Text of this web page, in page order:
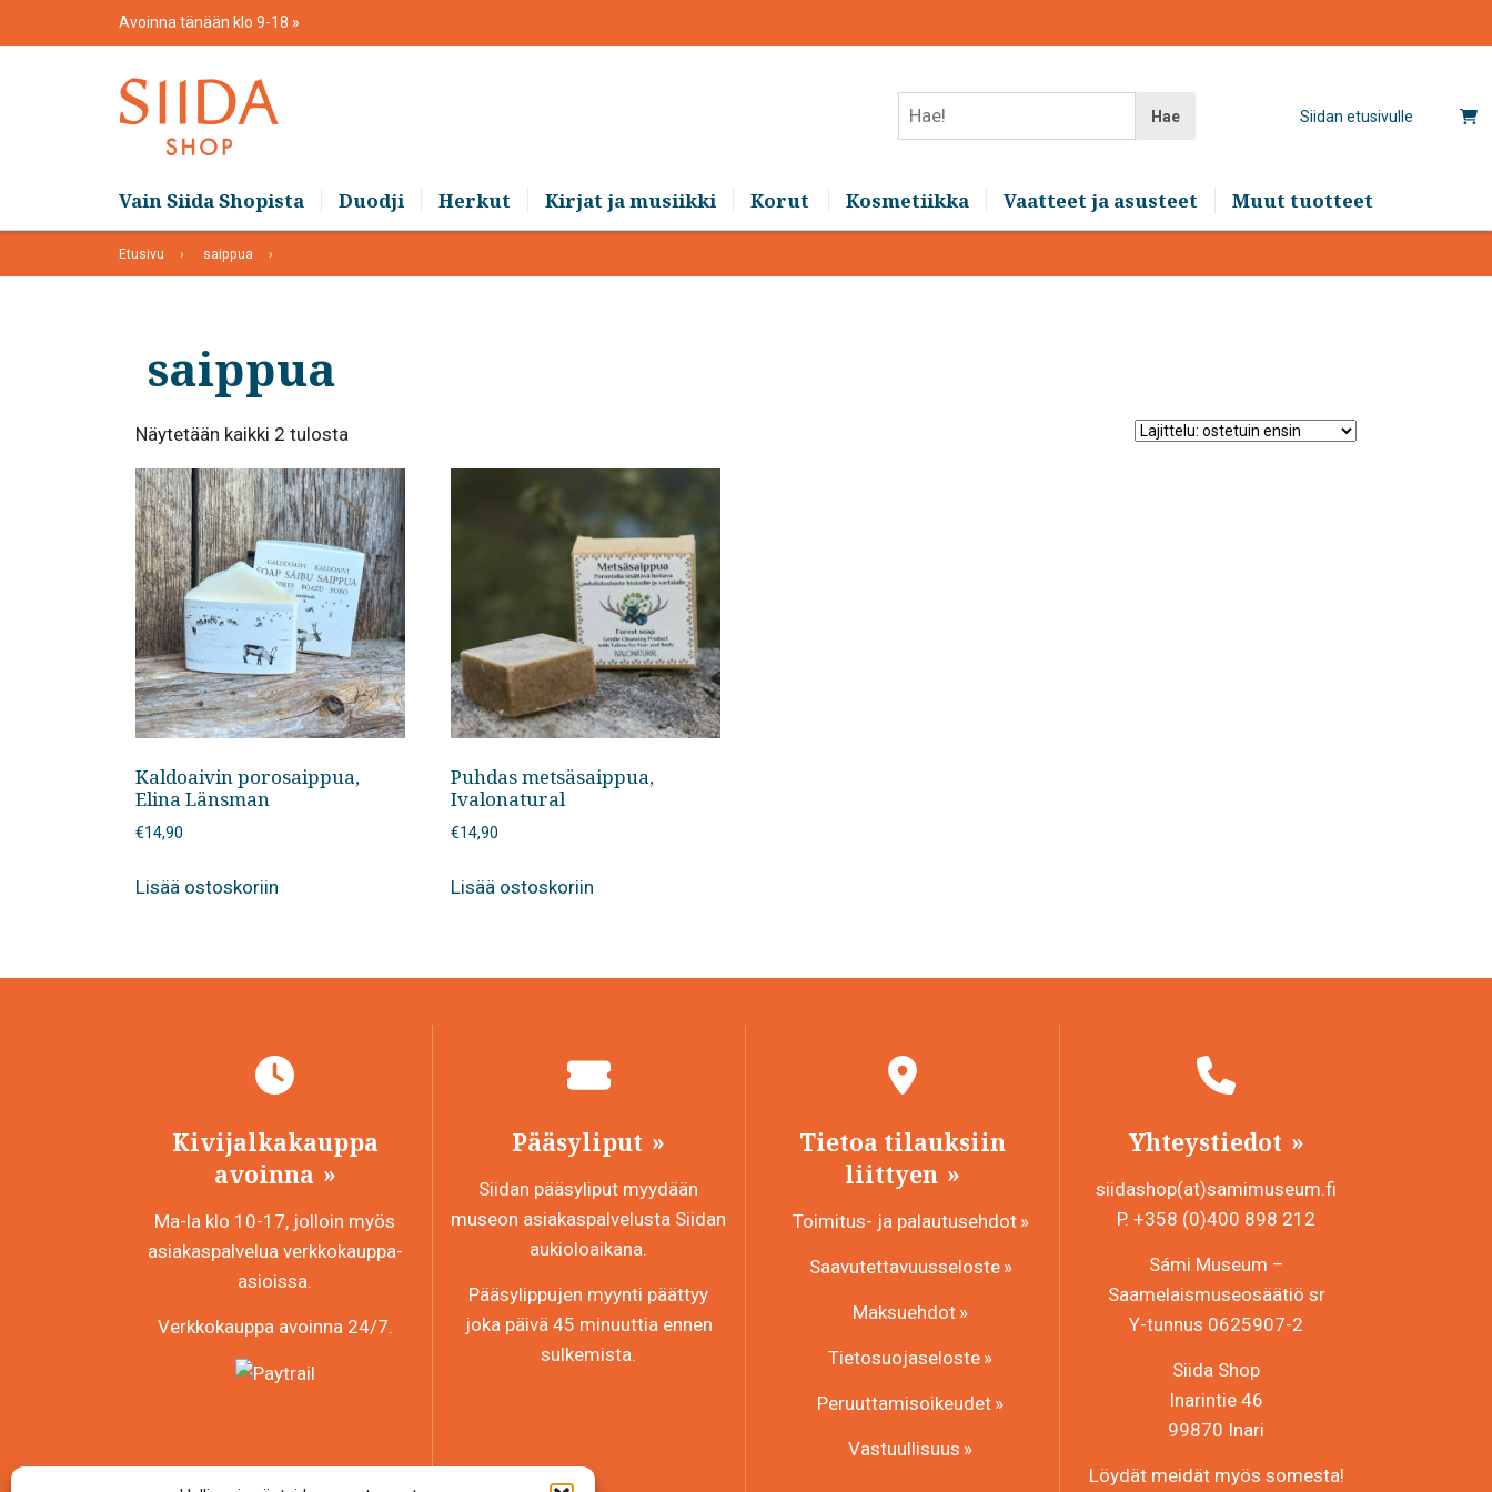
Avoinna tänään klo 9-18
Siidan etusivulle
Hae
Vain Siida Shopista Duodji Herkut Kirjat ja musiikki Korut Kosmetiikka Vaatteet ja asusteet Muut tuotteet
Etusivu saippua
saippua
Näytetään kaikki 2 tulosta
ensin
Kaldoaivin porosaippua,
Elina Länsman
€14,90
Lisää ostoskoriin
Puhdas metsäsaippua,
Ivalonatural
€14,90
Lisää ostoskoriin
Kivijalkakauppa
avoinna
Ma-la klo 10-17, jolloin myös
asiakaspalvelua verkkokauppa-
asioissa.
Verkkokauppa avoinna 24/7.
Pääsyliput
Siidan pääsyliput myydään
museon asiakaspalvelusta Siidan
aukioloaikana.
Pääsylippujen myynti päättyy
joka päivä 45 minuuttia ennen
sulkemista.
Tietoa tilauksiin
liittyen
Toimitus- ja palautusehdot
Saavutettavuusseloste
Maksuehdot
Tietosuojaseloste
Peruuttamisoikeudet
Vastuullisuus
Yhteystiedot
siidashop(at)samimuseum.fi
P. +358 (0)400 898 212
Sámi Museum –
Saamelaismuseosäätiö sr
Y-tunnus 0625907-2
Siida Shop
Inarintie 46
99870 Inari
Löydät meidät myös somesta!